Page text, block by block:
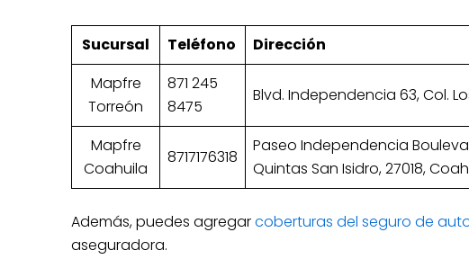
Sucursal Teléfono
Dirección
Mapfre
Torreón
871 245
8475
Blvd. Independencia 63, Col.
Mapfre
Coahuila
8717176318
Paseo Independencia
Quintas San Isidro, 27018,
Además, puedes agregarcoberturas del seguro de
aseguradora.